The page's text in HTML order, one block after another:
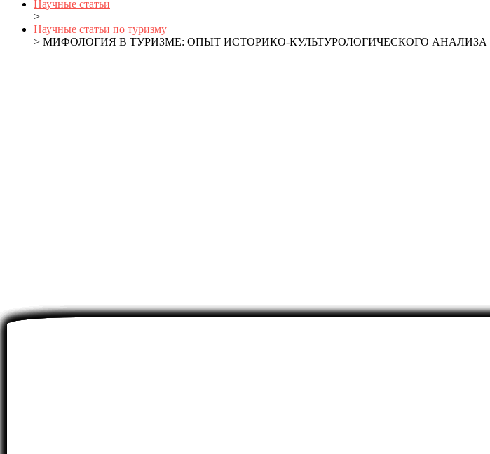
Научные статьи
>
Научные статьи по туризму
> МИФОЛОГИЯ В ТУРИЗМЕ: ОПЫТ ИСТОРИКО-КУЛЬТУРОЛОГИЧЕСКОГО АНАЛИЗА